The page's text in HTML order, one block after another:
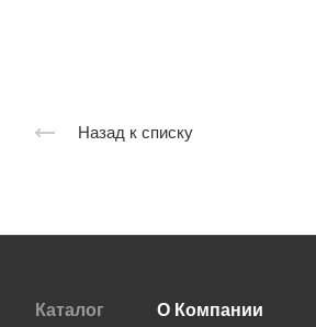
Назад к списку
Каталог О Компании